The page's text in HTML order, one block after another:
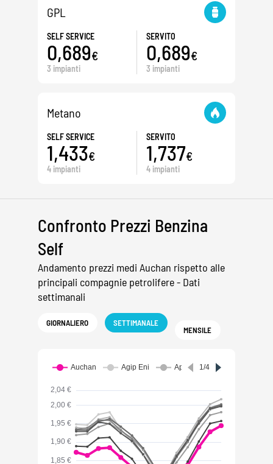
GPL
SELF SERVICE
0,689€
3 impianti
SERVITO
0,689€
3 impianti
Metano
SELF SERVICE
1,433€
4 impianti
SERVITO
1,737€
4 impianti
Confronto Prezzi Benzina
Self
Andamento prezzi medi Auchan rispetto alle
principali compagnie petrolifere - Dati
settimanali
GIORNALIERO SETTIMANALE
MENSILE